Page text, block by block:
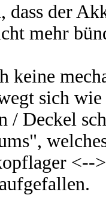
der
mehr
keine
sich
/ Deckel